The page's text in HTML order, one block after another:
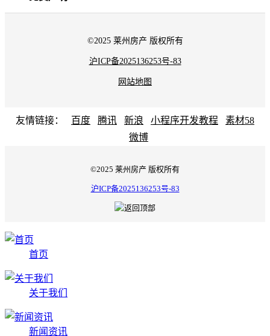
©2025 莱州房产 版权所有
沪ICP备2025136253号-83
网站地图
友情链接： 百度 腾讯 新浪 小程序开发教程
素材58
微博
©2025 莱州房产 版权所有
沪ICP备2025136253号-83
首页
关于我们
新闻资讯